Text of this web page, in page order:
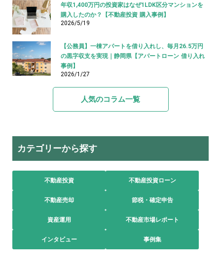
年収1,400万円の投資家はなぜ1LDK区分マンションを
購入したのか？【不動産投資 購入事例】
2026/5/19
【公務員】一棟アパートを借り入れし、毎月26.5万円
の黒字収支を実現｜静岡県【アパートローン 借り入れ
事例】
2026/1/27
人気のコラム一覧
カテゴリーから探す
不動産投資 不動産投資ローン
不動産売却 節税・確定申告
資産運用 不動産市場レポート
インタビュー 事例集